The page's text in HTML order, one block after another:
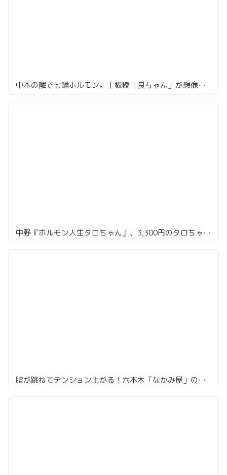
中本の隣で七輪ホルモン。上板橋「良ちゃん」が想像以上によかった
中野『ホルモン人生タロちゃん』、3,300円のタロちゃん盛りで但馬太田牛とホルモン全部のせ
脂が跳ねてテンション上がる！六本木「なかみ屋」のホルモンがうまい